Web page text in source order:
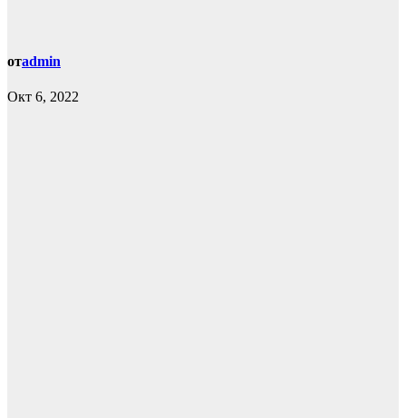
отadmin
Окт 6, 2022